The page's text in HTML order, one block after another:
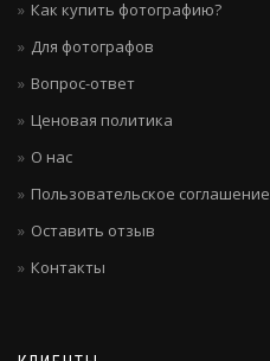
Как купить фотографию?
Для фотографов
Вопрос-ответ
Ценовая политика
О нас
Пользовательское соглашение
Оставить отзыв
Контакты